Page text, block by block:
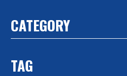
CATEGORY
TAG